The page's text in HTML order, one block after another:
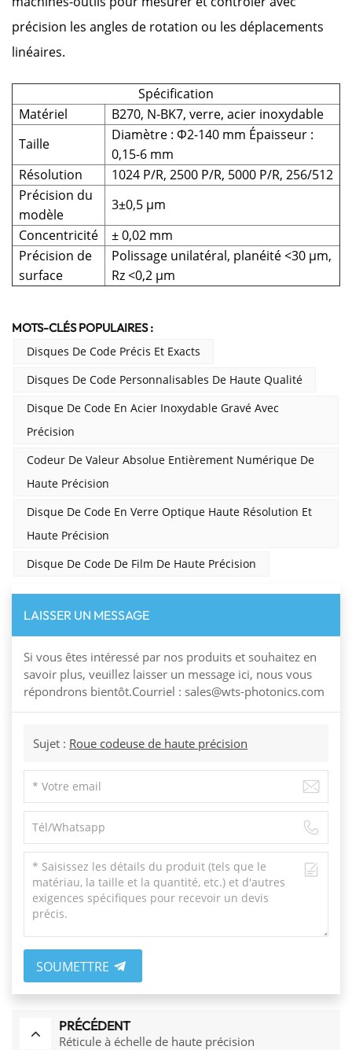
précision les angles de rotation ou les déplacements
linéaires.
Spécification
Matériel
B270, N-BK7, verre, acier inoxydable
Taille
Diamètre : Φ2-140 mm Épaisseur :
0,15-6 mm
Résolution
1024 P/R, 2500 P/R, 5000 P/R, 256/512
Précision du
modèle
3±0,5 μm
Concentricité
± 0,02 mm
Précision de
surface
Polissage unilatéral, planéité <30 µm,
Rz <0,2 µm
MOTS-CLÉS POPULAIRES :
Disques De Code Précis Et Exacts
Disques De Code Personnalisables De Haute Qualité
Disque De Code En Acier Inoxydable Gravé Avec
Précision
Codeur De Valeur Absolue Entièrement Numérique De
Haute Précision
Disque De Code En Verre Optique Haute Résolution Et
Haute Précision
Disque De Code De Film De Haute Précision
LAISSER UN MESSAGE
Si vous êtes intéressé par nos produits et souhaitez en
savoir plus, veuillez laisser un message ici, nous vous
répondrons bientôt.Courriel : sales@wts-photonics.com
Sujet : Roue codeuse de haute précision
SOUMETTRE
PRÉCÉDENT
Réticule à échelle de haute précision